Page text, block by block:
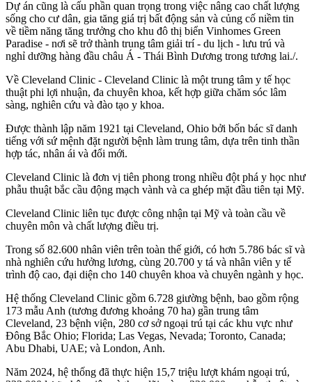
Dự án cũng là cấu phần quan trọng trong việc nâng cao chất lượng
sống cho cư dân, gia tăng giá trị bất động sản và củng cố niềm tin
về tiềm năng tăng trưởng cho khu đô thị biển Vinhomes Green
Paradise - nơi sẽ trở thành trung tâm giải trí - du lịch - lưu trú và
nghỉ dưỡng hàng đầu châu Á - Thái Bình Dương trong tương lai./.
Về Cleveland Clinic - Cleveland Clinic là một trung tâm y tế học
thuật phi lợi nhuận, đa chuyên khoa, kết hợp giữa chăm sóc lâm
sàng, nghiên cứu và đào tạo y khoa.
Được thành lập năm 1921 tại Cleveland, Ohio bởi bốn bác sĩ danh
tiếng với sứ mệnh đặt người bệnh làm trung tâm, dựa trên tinh thần
hợp tác, nhân ái và đổi mới.
Cleveland Clinic là đơn vị tiên phong trong nhiều đột phá y học như
phẫu thuật bắc cầu động mạch vành và ca ghép mặt đầu tiên tại Mỹ.
Cleveland Clinic liên tục được công nhận tại Mỹ và toàn cầu về
chuyên môn và chất lượng điều trị.
Trong số 82.600 nhân viên trên toàn thế giới, có hơn 5.786 bác sĩ và
nhà nghiên cứu hưởng lương, cùng 20.700 y tá và nhân viên y tế
trình độ cao, đại diện cho 140 chuyên khoa và chuyên ngành y học.
Hệ thống Cleveland Clinic gồm 6.728 giường bệnh, bao gồm rộng
173 mẫu Anh (tương đương khoảng 70 ha) gần trung tâm
Cleveland, 23 bệnh viện, 280 cơ sở ngoại trú tại các khu vực như
Đông Bắc Ohio; Florida; Las Vegas, Nevada; Toronto, Canada;
Abu Dhabi, UAE; và London, Anh.
Năm 2024, hệ thống đã thực hiện 15,7 triệu lượt khám ngoại trú,